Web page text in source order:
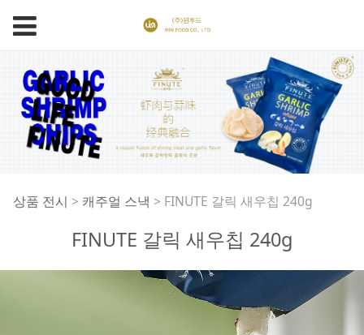
FINUTE 갈릭 새우칩
240g
상품 전시 > 캐주얼 스낵 > FINUTE 갈릭 새우칩 240g
FINUTE 갈릭 새우칩 240g